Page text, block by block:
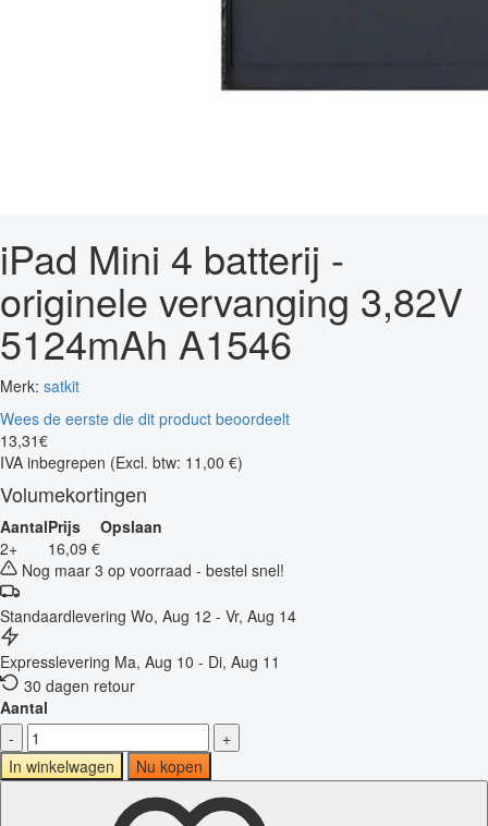
iPad Mini 4 batterij -
originele vervanging 3,82V
5124mAh A1546
Merk: satkit
Wees de eerste die dit product beoordeelt
13,31€
IVA inbegrepen (Excl. btw: 11,00 €)
Volumekortingen
AantalPrijs
Opslaan
2+
16,09 €
Nog maar 3 op voorraad - bestel snel!
Standaardlevering Wo, Aug 12 - Vr, Aug 14
Expresslevering Ma, Aug 10 - Di, Aug 11
30 dagen retour
Aantal
-
+
In winkelwagen
Nu kopen